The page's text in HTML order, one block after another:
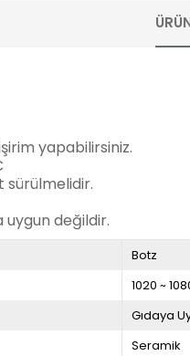
yapabilirsiniz.
sürülmelidir.
uygun değildir.
Botz
1020 ~
Gıdaya
Seramik